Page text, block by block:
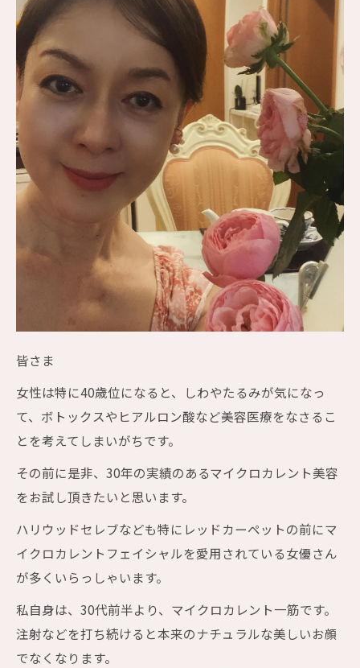
皆さま
女性は特に40歳位になると、しわやたるみが気になっ
て、ボトックスやヒアルロン酸など美容医療をなさるこ
とを考えてしまいがちです。
その前に是非、30年の実績のあるマイクロカレント美容
をお試し頂きたいと思います。
ハリウッドセレブなども特にレッドカーペットの前にマ
イクロカレントフェイシャルを愛用されている女優さん
が多くいらっしゃいます。
私自身は、30代前半より、マイクロカレント一筋です。
注射などを打ち続けると本来のナチュラルな美しいお顔
でなくなります。